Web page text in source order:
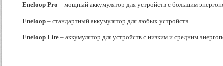
Eneloop Pro – мощный аккумулятор для устройств с большим
Eneloop – стандартный аккумулятор для любых устройств.
Eneloop Lite – аккумулятор для устройств с низким и средним